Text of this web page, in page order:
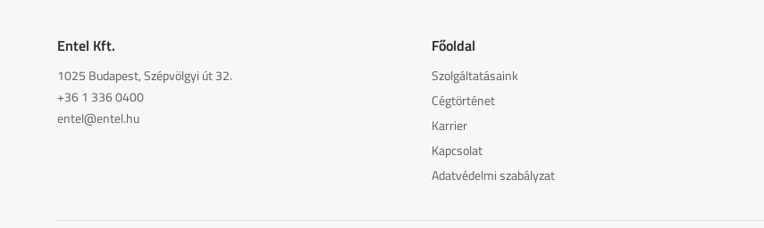
Entel Kft.
1025 Budapest, Szépvölgyi út 32.
+36 1 336 0400
entel@entel.hu
Főoldal
Szolgáltatásaink
Cégtörténet
Karrier
Kapcsolat
Adatvédelmi szabályzat